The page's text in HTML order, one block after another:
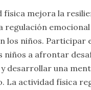
física mejora la
regulación
los niños. Participar
niños a afrontar
desarrollar una
La actividad física